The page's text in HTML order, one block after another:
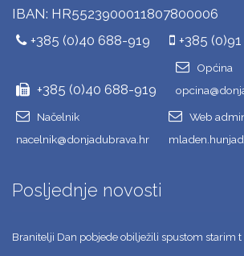
IBAN: HR5523900011807800006
+385 (0)40 688-919
+385
+385 (0)40 688-919
Općina
Načelnik
nacelnik@donjadubrava.hr
Web
Posljednje novosti
Branitelji Dan pobjede obilježili spustom starim t